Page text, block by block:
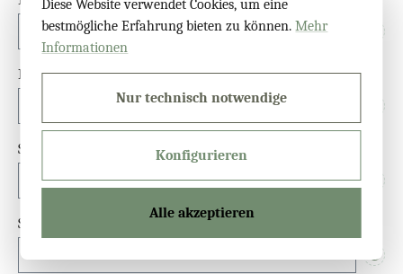
Lichtfarbe 2. LED
Schalter
Sensor
Info
Diese Website verwendet Cookies, um eine
bestmögliche Erfahrung bieten zu können.Mehr
Informationen
Nur technisch notwendige
Konfigurieren
Alle akzeptieren